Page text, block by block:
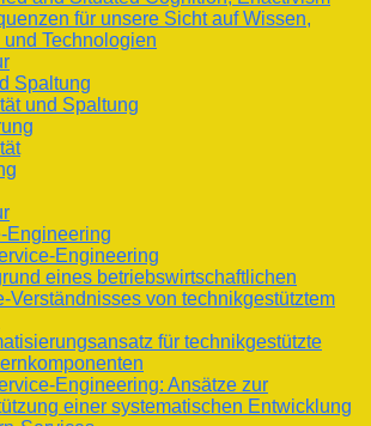
für unsere Sicht auf Wissen,
und Technologien
Spaltung
und Spaltung
Engineering
Engineering
eines betriebswirtschaftlichen
Verständnisses von technikgestütztem
für technikgestützte
Engineering: Ansätze zur
einer systematischen Entwicklung